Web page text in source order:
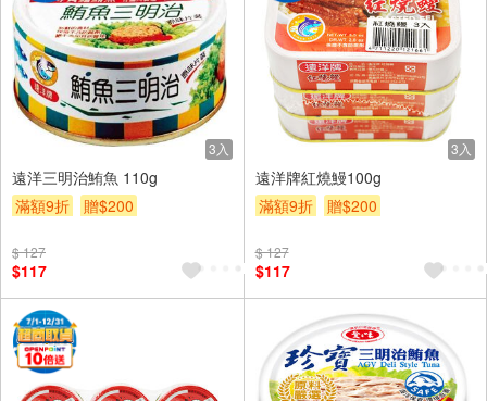
3入
遠洋三明治鮪魚 110g
滿額9折
贈$200
$ 127
$117
3入
遠洋牌紅燒鰻100g
滿額9折
贈$200
$ 127
$117